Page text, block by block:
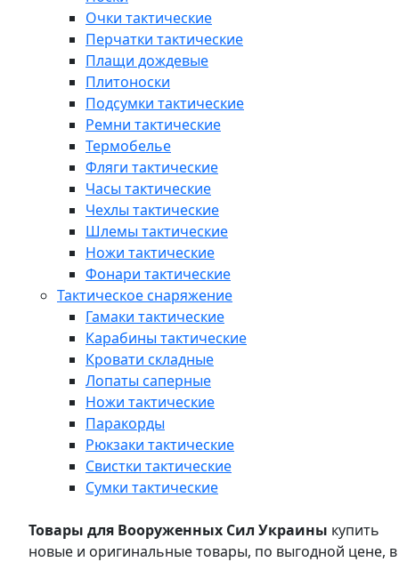
Очки тактические
Перчатки тактические
Плащи дождевые
Плитоноски
Подсумки тактические
Ремни тактические
Термобелье
Фляги тактические
Часы тактические
Чехлы тактические
Шлемы тактические
Ножи тактические
Фонари тактические
Тактическое снаряжение
Гамаки тактические
Карабины тактические
Кровати складные
Лопаты саперные
Ножи тактические
Паракорды
Рюкзаки тактические
Свистки тактические
Сумки тактические
Товары для Вооруженных Сил Украины купить
новые и оригинальные товары, по выгодной цене, в